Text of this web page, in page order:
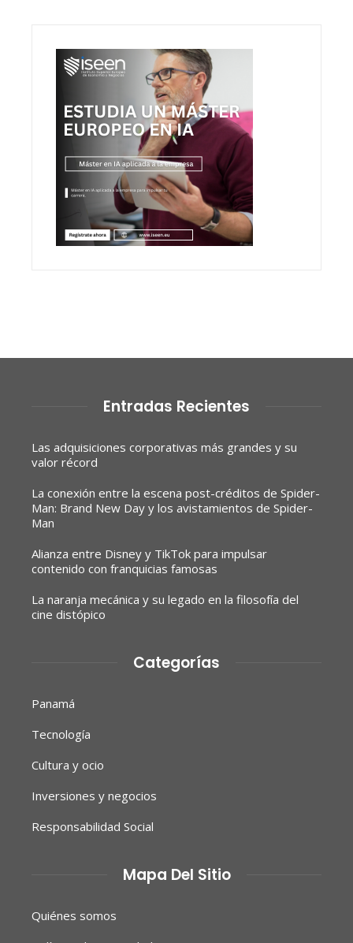
Entradas Recientes
Las adquisiciones corporativas más grandes y su
valor récord
La conexión entre la escena post-créditos de Spider-
Man: Brand New Day y los avistamientos de Spider-
Man
Alianza entre Disney y TikTok para impulsar
contenido con franquicias famosas
La naranja mecánica y su legado en la filosofía del
cine distópico
Categorías
Panamá
Tecnología
Cultura y ocio
Inversiones y negocios
Responsabilidad Social
Mapa Del Sitio
Quiénes somos